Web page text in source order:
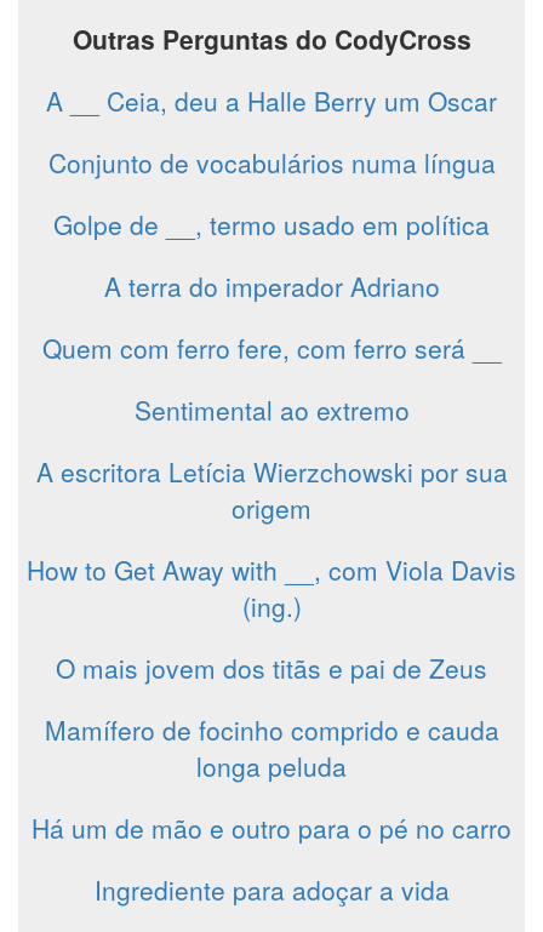
Outras Perguntas do CodyCross
A __ Ceia, deu a Halle Berry um Oscar
Conjunto de vocabulários numa língua
Golpe de __, termo usado em política
A terra do imperador Adriano
Quem com ferro fere, com ferro será __
Sentimental ao extremo
A escritora Letícia Wierzchowski por sua
origem
How to Get Away with __, com Viola Davis
(ing.)
O mais jovem dos titãs e pai de Zeus
Mamífero de focinho comprido e cauda
longa peluda
Há um de mão e outro para o pé no carro
Ingrediente para adoçar a vida